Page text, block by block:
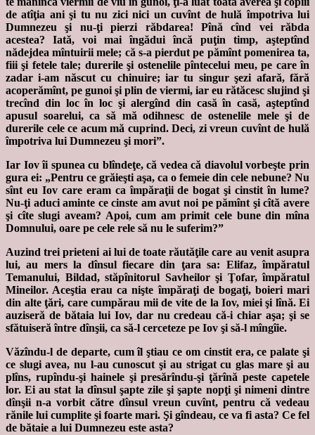
de atîţia ani şi tu nu zici nici un cuvînt de hulă împotriva lui
Dumnezeu şi nu-ţi pierzi răbdarea! Pînă cînd vei răbda
acestea? Iată, voi mai îngădui încă puţin timp, aşteptînd
nădejdea mîntuirii mele; că s-a pierdut pe pămînt pomenirea ta,
fiii şi fetele tale; durerile şi ostenelile pîntecelui meu, pe care în
zadar i-am născut cu chinuire; iar tu singur şezi afară, fără
acoperămînt, pe gunoi şi plin de viermi, iar eu rătăcesc slujind şi
trecînd din loc în loc şi alergînd din casă în casă, aşteptînd
apusul soarelui, ca să mă odihnesc de ostenelile mele şi de
durerile cele ce acum mă cuprind. Deci, zi vreun cuvînt de hulă
împotriva lui Dumnezeu şi mori”.
Iar Iov îi spunea cu blîndeţe, că vedea că diavolul vorbeşte prin
gura ei: „Pentru ce grăieşti aşa, ca o femeie din cele nebune? Nu
sînt eu Iov care eram ca împăraţii de bogat şi cinstit în lume?
Nu-ţi aduci aminte ce cinste am avut noi pe pămînt şi cîtă avere
şi cîte slugi aveam? Apoi, cum am primit cele bune din mîna
Domnului, oare pe cele rele să nu le suferim?”
Auzind trei prieteni ai lui de toate răutăţile care au venit asupra
lui, au mers la dînsul fiecare din ţara sa: Elifaz, împăratul
Temanului, Bildad, stăpînitorul Savheilor şi Ţofar, împăratul
Mineilor. Aceştia erau ca nişte împăraţi de bogaţi, boieri mari
din alte ţări, care cumpărau mii de vite de la Iov, miei şi lînă. Ei
auziseră de bătaia lui Iov, dar nu credeau că-i chiar aşa; şi se
sfătuiseră între dînşii, ca să-l cerceteze pe Iov şi să-l mîngîie.
Văzîndu-l de departe, cum îl ştiau ce om cinstit era, ce palate şi
ce slugi avea, nu l-au cunoscut şi au strigat cu glas mare şi au
plîns, rupîndu-şi hainele şi presărîndu-şi ţărînă peste capetele
lor. Ei au stat la dînsul şapte zile şi şapte nopţi şi nimeni dintre
dînşii n-a vorbit către dînsul vreun cuvînt, pentru că vedeau
rănile lui cumplite şi foarte mari. Şi gîndeau, ce va fi asta? Ce fel
de bătaie a lui Dumnezeu este asta?